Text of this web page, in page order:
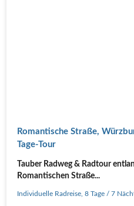
Romantische Straße,
Tage-Tour
Tauber Radweg & Radtour
Romantischen Straße...
Individuelle Radreise ,8 Tage / 7